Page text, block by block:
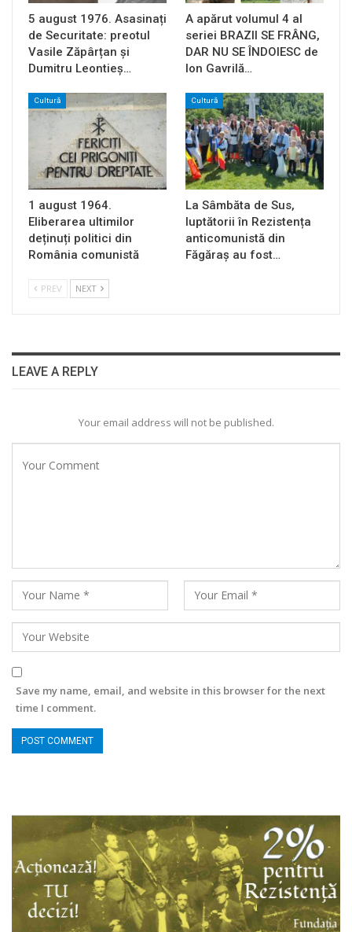
5 august 1976. Asasinați
de Securitate: preotul
Vasile Zăpârțan și
Dumitru Leontieș…
A apărut volumul 4 al
seriei BRAZII SE FRÂNG,
DAR NU SE ÎNDOIESC de
Ion Gavrilă…
Cultură
1 august 1964.
Eliberarea ultimilor
deținuți politici din
România comunistă
Cultură
La Sâmbăta de Sus,
luptătorii în Rezistența
anticomunistă din
Făgăraș au fost…
PREV NEXT
LEAVE A REPLY
Your email address will not be published.
Save my name, email, and website in this browser for the next
time I comment.